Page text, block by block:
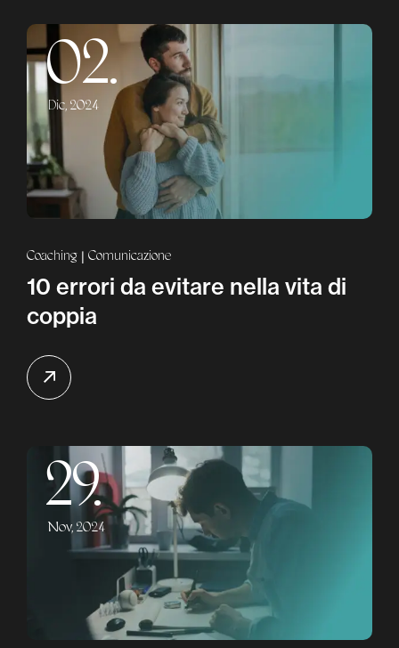
02.
Dic, 2024
Coaching Comunicazione
10 errori da evitare nella vita di
coppia
29.
Nov, 2024